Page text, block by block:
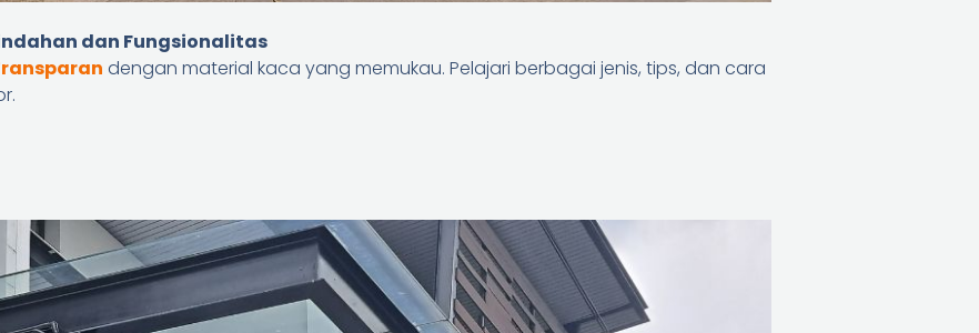
dan Fungsionalitas
dengan material kaca yang memukau. Pelajari berbagai jenis, tips, dan cara